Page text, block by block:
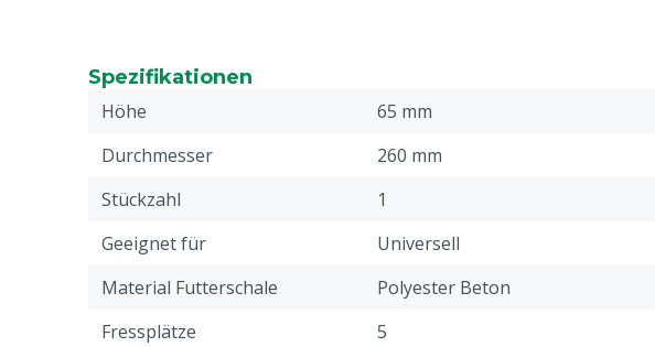
Spezifikationen
Höhe
65 mm
Durchmesser
260 mm
Stückzahl
1
Geeignet für
Universell
Material Futterschale
Polyester Beton
Fressplätze
5